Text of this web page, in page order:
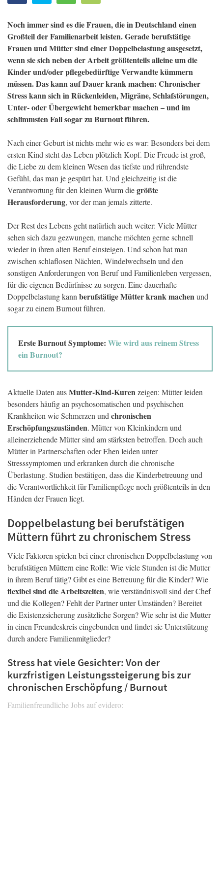
Noch immer sind es die Frauen, die in Deutschland einen
Großteil der Familienarbeit leisten. Gerade berufstätige
Frauen und Mütter sind einer Doppelbelastung ausgesetzt,
wenn sie sich neben der Arbeit größtenteils alleine um die
Kinder und/oder pflegebedürftige Verwandte kümmern
müssen. Das kann auf Dauer krank machen: Chronischer
Stress kann sich in Rückenleiden, Migräne, Schlafstörungen,
Unter- oder Übergewicht bemerkbar machen – und im
schlimmsten Fall sogar zu Burnout führen.
Nach einer Geburt ist nichts mehr wie es war: Besonders bei dem
ersten Kind steht das Leben plötzlich Kopf. Die Freude ist groß,
die Liebe zu dem kleinen Wesen das tiefste und rührendste
Gefühl, das man je gespürt hat. Und gleichzeitig ist die
Verantwortung für den kleinen Wurm diegrößte
Herausforderung, vor der man jemals zitterte.
Der Rest des Lebens geht natürlich auch weiter: Viele Mütter
sehen sich dazu gezwungen, manche möchten gerne schnell
wieder in ihren alten Beruf einsteigen. Und schon hat man
zwischen schlaflosen Nächten, Windelwechseln und den
sonstigen Anforderungen von Beruf und Familienleben vergessen,
für die eigenen Bedürfnisse zu sorgen. Eine dauerhafte
Doppelbelastung kann berufstätige Mütter krank machenund
sogar zu einem Burnout führen.
Erste Burnout Symptome: Wie wird aus reinem Stress
ein Burnout?
Aktuelle Daten ausMutter-Kind-Kurenzeigen: Mütter leiden
besonders häufig an psychosomatischen und psychischen
Krankheiten wie Schmerzen und chronischen
Erschöpfungszuständen. Mütter von Kleinkindern und
alleinerziehende Mütter sind am stärksten betroffen. Doch auch
Mütter in Partnerschaften oder Ehen leiden unter
Stresssymptomen und erkranken durch die chronische
Überlastung. Studien bestätigen, dass die Kinderbetreuung und
die Verantwortlichkeit für Familienpflege noch größtenteils in den
Händen der Frauen liegt.
Doppelbelastung bei berufstätigen
Müttern führt zu chronischem Stress
Viele Faktoren spielen bei einer chronischen Doppelbelastung von
berufstätigen Müttern eine Rolle: Wie viele Stunden ist die Mutter
in ihrem Beruf tätig? Gibt es eine Betreuung für die Kinder? Wie
flexibel sind die Arbeitszeiten, wie verständnisvoll sind der Chef
und die Kollegen? Fehlt der Partner unter Umständen? Bereitet
die Existenzsicherung zusätzliche Sorgen? Wie sehr ist die Mutter
in einen Freundeskreis eingebunden und findet sie Unterstützung
durch andere Familienmitglieder?
Stress hat viele Gesichter: Von der
kurzfristigen Leistungssteigerung bis zur
chronischen Erschöpfung / Burnout
Familienfreundliche Jobs auf evidero: